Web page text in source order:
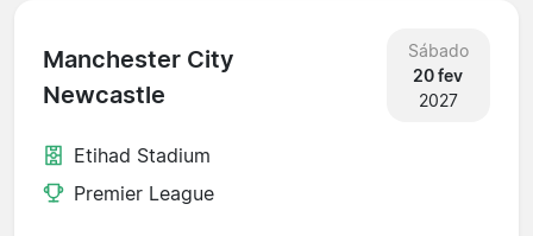
Manchester City
Newcastle
Sábado
20 fev
2027
Etihad Stadium
Premier League